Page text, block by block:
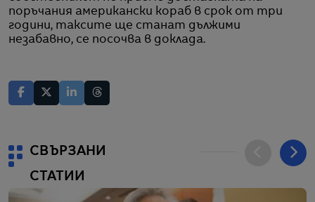
поръчания американски кораб в срок от три
години, таксите ще станат дължими
незабавно, се посочва в доклада.
СВЪРЗАНИ
СТАТИИ